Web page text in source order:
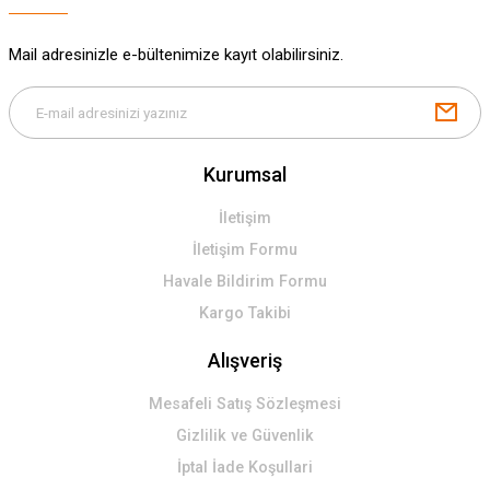
Gönder
Mail adresinizle e-bültenimize kayıt olabilirsiniz.
Kurumsal
İletişim
İletişim Formu
Havale Bildirim Formu
Kargo Takibi
Alışveriş
Mesafeli Satış Sözleşmesi
Gizlilik ve Güvenlik
İptal İade Koşullari